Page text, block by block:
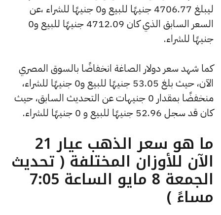
ليبلغ 4706.77 جنيهًا للبيع و0 جنيهًا للشراء ،عن
السعر السابق الذي كان 4712.09 جنيهًا للبيع و0
جنيهًا للشراء.
كما شهد سعر دولار الصاغة انخفاضًا بالسوق المصري
الآن، حيث بلغ 53.05 جنيهًا للبيع و0 جنيهًا للشراء،
منخفضًا بمقدار 0 جنيهات عن التحديث السابق، حيث
كان قد سجل 52.96 جنيهًا للبيع و 0 جنيهًا للشراء.
ما هو سعر الذهب عيار 21
الآن للأوزان المختلفة ( تحديث
الجمعة 8 مايو الساعة 7:05
مساءً )